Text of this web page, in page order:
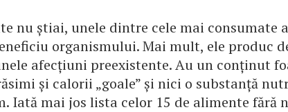
nu știai, unele dintre cele mai consumate
organismului. Mai mult, ele produc
afecțiuni preexistente. Au un conținut
și calorii „goale” și nici o substanță
Iată mai jos lista celor 15 de alimente fără